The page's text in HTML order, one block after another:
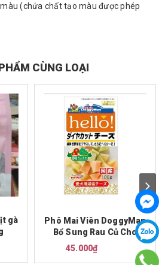
(chứa chất tạo màu được phép
CÙNG LOẠI
gà
Phô Mai Viên DoggyMan
Bổ Sung Rau Củ Cho
Chó 100g
45.000₫